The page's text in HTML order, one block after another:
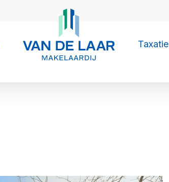
Taxatie